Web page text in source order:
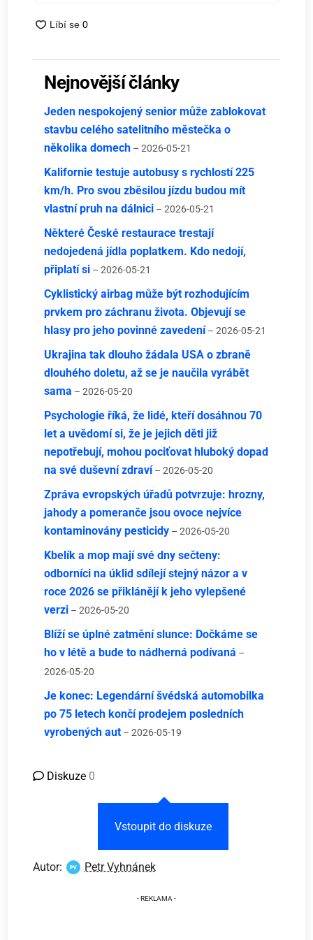
Nejnovější články
Jeden nespokojený senior může zablokovat
stavbu celého satelitního městečka o
několika domech – 2026-05-21
Kalifornie testuje autobusy s rychlostí 225
km/h. Pro svou zběsilou jízdu budou mít
vlastní pruh na dálnici – 2026-05-21
Některé České restaurace trestají
nedojedená jídla poplatkem. Kdo nedojí,
připlatí si – 2026-05-21
Cyklistický airbag může být rozhodujícím
prvkem pro záchranu života. Objevují se
hlasy pro jeho povinné zavedení – 2026-05-21
Ukrajina tak dlouho žádala USA o zbraně
dlouhého doletu, až se je naučila vyrábět
sama – 2026-05-20
Psychologie říká, že lidé, kteří dosáhnou 70
let a uvědomí si, že je jejich děti již
nepotřebují, mohou pociťovat hluboký dopad
na své duševní zdraví – 2026-05-20
Zpráva evropských úřadů potvrzuje: hrozny,
jahody a pomeranče jsou ovoce nejvíce
kontaminovány pesticidy – 2026-05-20
Kbelík a mop mají své dny sečteny:
odborníci na úklid sdílejí stejný názor a v
roce 2026 se přiklánějí k jeho vylepšené
verzi – 2026-05-20
Blíží se úplné zatmění slunce: Dočkáme se
ho v létě a bude to nádherná podívaná –
2026-05-20
Je konec: Legendární švédská automobilka
po 75 letech končí prodejem posledních
vyrobených aut – 2026-05-19
Diskuze 0
Vstoupit do diskuze
Autor: Petr Vyhnánek